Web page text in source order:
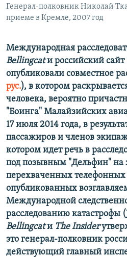
Все сайты РСЕ/РС
Генерал-полковник Николай
приеме в Кремле, 2007 год
Международная
Bellingcatи российский сайт
опубликовали совместное
рус.), в котором
человека, вероятно
"Боинга" Малайзийских
17 июля 2014 года, в
пассажиров и членов
котором идет речь в
под позывным "Дельфин" на
перехваченных телефонных
опубликованных
Международной
расследованию катастрофы
Bellingcatи The Insider
это генерал-полковник
действующий главный